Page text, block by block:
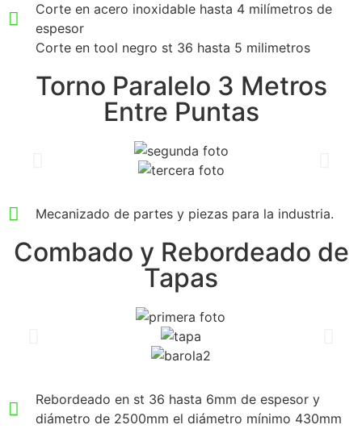
Corte en acero inoxidable hasta 4 milímetros de
espesor
Corte en tool negro st 36 hasta 5 milimetros
Torno Paralelo 3 Metros
Entre Puntas
Mecanizado de partes y piezas para la industria.
Combado y Rebordeado de
Tapas
Rebordeado en st 36 hasta 6mm de espesor y
diámetro de 2500mm el diámetro mínimo 430mm